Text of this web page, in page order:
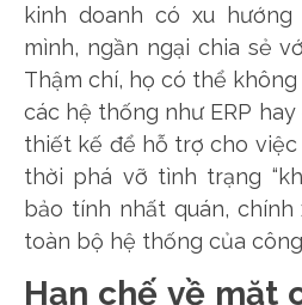
kinh doanh có xu
mình, ngần ngại chia sẻ
Thậm chí, họ có thể
các hệ thống như ERP
thiết kế để hỗ trợ cho
thời phá vỡ tình trạng
bảo tính nhất quán,
toàn bộ hệ thống của
Hạn chế về mặt